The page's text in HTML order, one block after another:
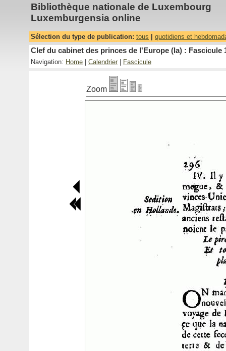
Bibliothèque nationale de Luxembourg
Luxemburgensia online
Sélection du type de publication: tous quotidiens et
Clef du cabinet des princes de l'Europe (la) : Fascicule
Navigation: Home Calendrier Fascicule
Zoom